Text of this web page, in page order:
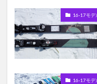
16-17モデ
16-17モデ